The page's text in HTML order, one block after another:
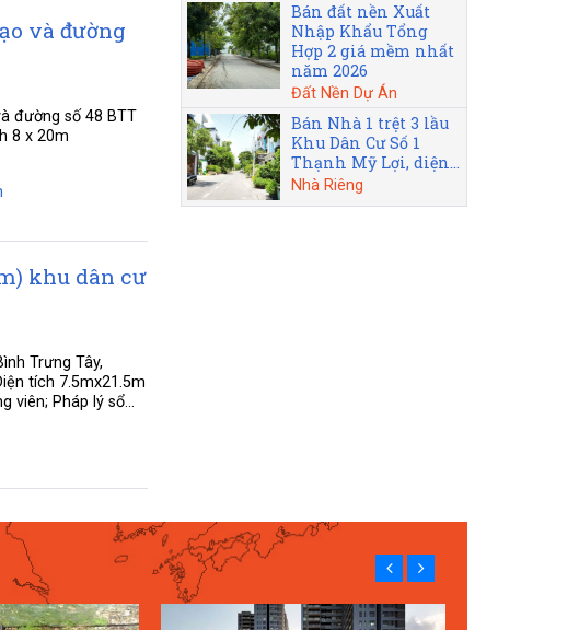
và đường
đường số 48 BTT
8 x 20m
khu dân cư
Trưng Tây,
tích 7.5mx21.5m
viên; Pháp lý sổ...
Bán đất nền Xuất
Nhập Khẩu Tổng
Hợp 2 giá mềm nhất
năm 2026
Đất Nền Dự Án
Bán Nhà 1 trệt 3 lầu
Khu Dân Cư Số 1
Thạnh Mỹ Lợi, diện...
Nhà Riêng